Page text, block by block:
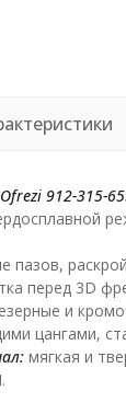
912-315-
пазов,
перед 3D
и
цангами,
мягкая и